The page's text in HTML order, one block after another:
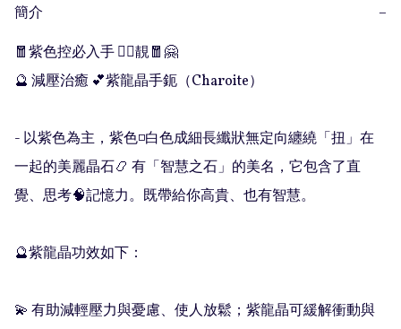
簡介
−
🧧紫色控必入手 👍🏻靚🧧🤗
🔮 減壓治癒 💕紫龍晶手鈪（Charoite）
- 以紫色為主，紫色◽️白色成細長纖狀無定向纏繞「扭」在
一起的美麗晶石📿 有「智慧之石」的美名，它包含了直
覺、思考🧠記憶力。既帶給你高貴、也有智慧。
🔮紫龍晶功效如下：
💫 有助減輕壓力與憂慮、使人放鬆；紫龍晶可緩解衝動與